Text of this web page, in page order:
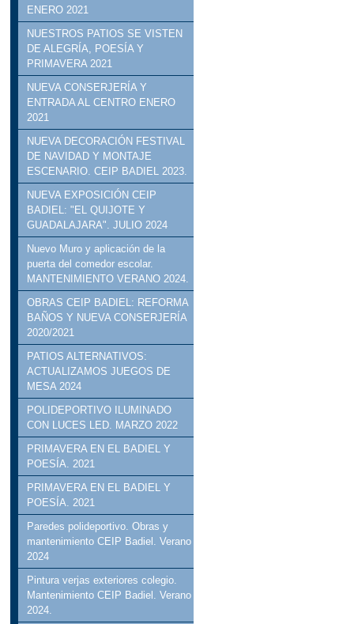
ENERO 2021
NUESTROS PATIOS SE VISTEN
DE ALEGRÍA, POESÍA Y
PRIMAVERA 2021
NUEVA CONSERJERÍA Y
ENTRADA AL CENTRO ENERO
2021
NUEVA DECORACIÓN FESTIVAL
DE NAVIDAD Y MONTAJE
ESCENARIO. CEIP BADIEL 2023.
NUEVA EXPOSICIÓN CEIP
BADIEL: "EL QUIJOTE Y
GUADALAJARA". JULIO 2024
Nuevo Muro y aplicación de la
puerta del comedor escolar.
MANTENIMIENTO VERANO 2024.
OBRAS CEIP BADIEL: REFORMA
BAÑOS Y NUEVA CONSERJERÍA
2020/2021
PATIOS ALTERNATIVOS:
ACTUALIZAMOS JUEGOS DE
MESA 2024
POLIDEPORTIVO ILUMINADO
CON LUCES LED. MARZO 2022
PRIMAVERA EN EL BADIEL Y
POESÍA. 2021
PRIMAVERA EN EL BADIEL Y
POESÍA. 2021
Paredes polideportivo. Obras y
mantenimiento CEIP Badiel. Verano
2024
Pintura verjas exteriores colegio.
Mantenimiento CEIP Badiel. Verano
2024.